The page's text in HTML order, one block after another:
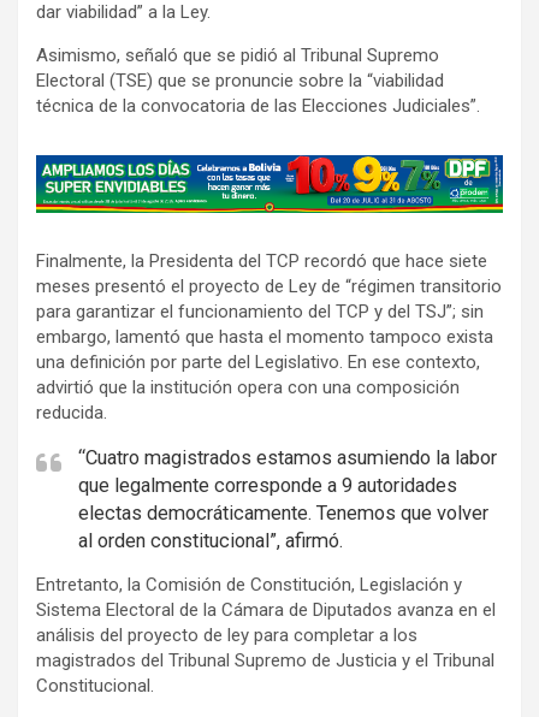
dar viabilidad” a la Ley.
Asimismo, señaló que se pidió al Tribunal Supremo
Electoral (TSE) que se pronuncie sobre la “viabilidad
técnica de la convocatoria de las Elecciones Judiciales”.
A
d
e
r
t
i
s
e
m
:
Finalmente, la Presidenta del TCP recordó que hace siete
meses presentó el proyecto de Ley de “régimen transitorio
para garantizar el funcionamiento del TCP y del TSJ”; sin
embargo, lamentó que hasta el momento tampoco exista
una definición por parte del Legislativo. En ese contexto,
advirtió que la institución opera con una composición
reducida.
“Cuatro magistrados estamos asumiendo la labor
que legalmente corresponde a 9 autoridades
electas democráticamente. Tenemos que volver
al orden constitucional”, afirmó.
Entretanto, la Comisión de Constitución, Legislación y
Sistema Electoral de la Cámara de Diputados avanza en el
análisis del proyecto de ley para completar a los
magistrados del Tribunal Supremo de Justicia y el Tribunal
Constitucional.